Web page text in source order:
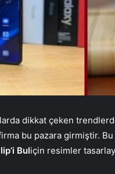
dikkat çeken
bu pazara girmiştir.
Buliçin resimler